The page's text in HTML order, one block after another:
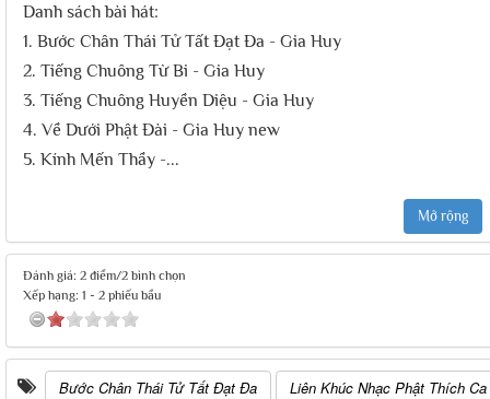
Danh sách bài hát:
1. Bước Chân Thái Tử Tất Đạt Đa - Gia Huy
2. Tiếng Chuông Từ Bi - Gia Huy
3. Tiếng Chuông Huyền Diệu - Gia Huy
4. Về Dưới Phật Đài - Gia Huy new
5. Kính Mến Thầy -...
Mở rộng
Đánh giá: 2 điểm/2 bình chọn
Xếp hạng: 1 - 2 phiếu bầu
Bước Chân Thái Tử Tất Đạt Đa Liên Khúc Nhạc Phật Thích